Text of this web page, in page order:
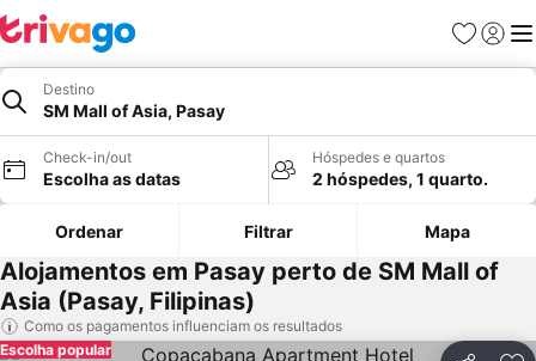
Favoritos
Iniciar
Destino
SM Mall of Asia, Pasay
Check-in/out
Escolha as datas
Hóspedes e quartos
2 hóspedes, 1 quarto.
Ordenar Filtrar Mapa
Alojamentos em Pasay perto de SM Mall of
Asia (Pasay, Filipinas)
Como os pagamentos influenciam os resultados
Escolha popular